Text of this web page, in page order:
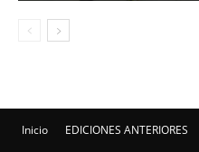
Inicio EDICIONES ANTERIORES